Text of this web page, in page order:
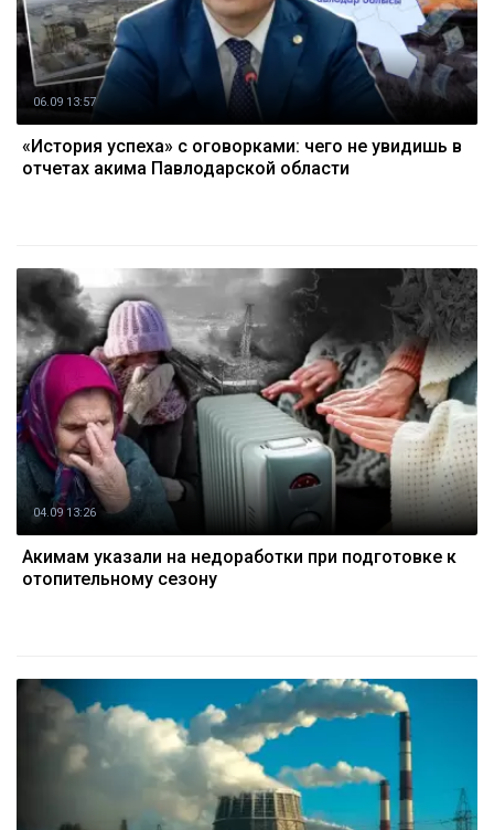
06.09 13:57
«История успеха» с оговорками: чего не увидишь в
отчетах акима Павлодарской области
04.09 13:26
Акимам указали на недоработки при подготовке к
отопительному сезону